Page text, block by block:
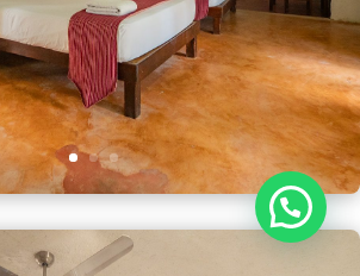
¿Necesitas ayuda?